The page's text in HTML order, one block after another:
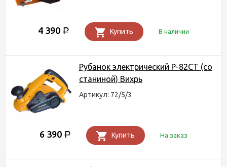
4 390 Р Купить В наличии
Рубанок электрический Р-82СТ (со
станиной) Вихрь
Артикул: 72/5/3
6 390 Р Купить На заказ